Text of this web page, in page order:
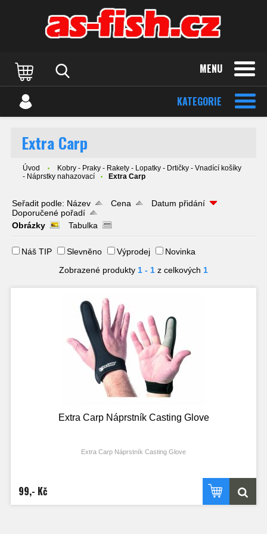
MENU
KATEGORIE
Extra Carp
Úvod
Kobry - Praky - Rakety - Lopatky - Drtičky - Vnadící košíky
- Náprstky nahazovací
Extra Carp
Seřadit podle: Název Cena
Datum přidání
Doporučené pořadí
Obrázky
Tabulka
Náš TIP Slevněno Výprodej
Novinka
Zobrazené produkty 1 - 1 z celkových 1
Extra Carp Náprstník Casting Glove
Extra Carp Náprstník Casting Glove
99,- Kč